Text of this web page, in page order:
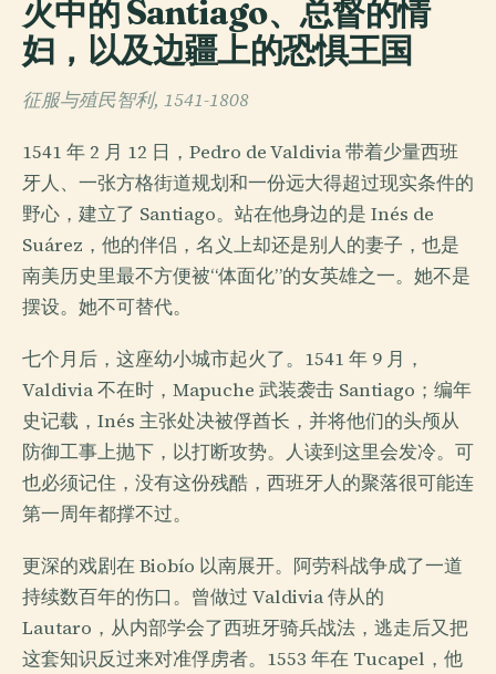
火中的 Santiago、总督的情
妇，以及边疆上的恐惧王国
征服与殖民智利, 1541-1808
1541 年 2 月 12 日，Pedro de Valdivia 带着少量西班
牙人、一张方格街道规划和一份远大得超过现实条件的
野心，建立了 Santiago。站在他身边的是 Inés de
Suárez，他的伴侣，名义上却还是别人的妻子，也是
南美历史里最不方便被“体面化”的女英雄之一。她不是
摆设。她不可替代。
七个月后，这座幼小城市起火了。1541 年 9 月，
Valdivia 不在时，Mapuche 武装袭击 Santiago；编年
史记载，Inés 主张处决被俘酋长，并将他们的头颅从
防御工事上抛下，以打断攻势。人读到这里会发冷。可
也必须记住，没有这份残酷，西班牙人的聚落很可能连
第一周年都撑不过。
更深的戏剧在 Biobío 以南展开。阿劳科战争成了一道
持续数百年的伤口。曾做过 Valdivia 侍从的
Lautaro，从内部学会了西班牙骑兵战法，逃走后又把
这套知识反过来对准俘虏者。1553 年在 Tucapel，他